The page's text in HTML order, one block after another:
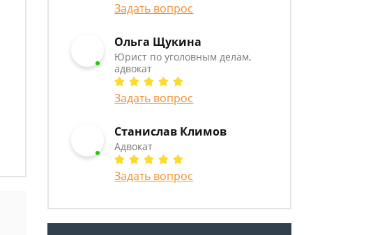
Задать вопрос
Ольга Щукина
Юрист по уголовным делам,
адвокат
Задать вопрос
Станислав Климов
Адвокат
Задать вопрос